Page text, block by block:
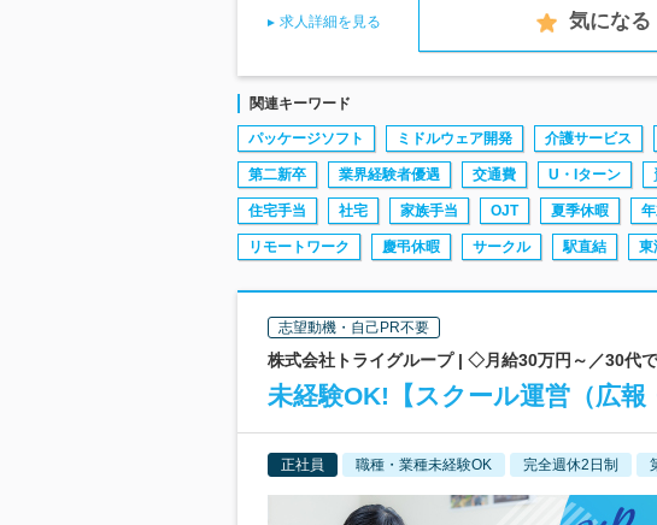
求人詳細を見る 気になる
関連キーワード
パッケージソフト ミドルウェア開発 介護サービス
第二新卒 業界経験者優遇 交通費 U・Iターン
住宅手当 社宅 家族手当 OJT 夏季休暇
リモートワーク 慶弔休暇 サークル 駅直結 東
志望動機・自己PR不要
株式会社トライグループ | ◇月給30万円～／30代
未経験OK!【スクール運営（広
正社員 職種・業種未経験OK 完全週休2日制